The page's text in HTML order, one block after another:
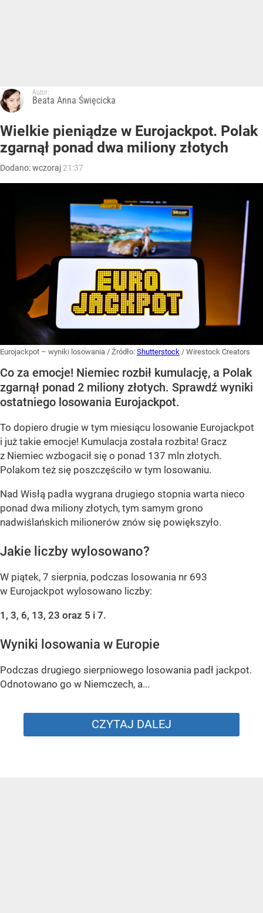
Autor:
Beata Anna Święcicka
Wielkie pieniądze w Eurojackpot. Polak
zgarnął ponad dwa miliony złotych
Dodano:wczoraj 21:37
Eurojackpot – wyniki losowania / Źródło: Shutterstock / Wirestock Creators
Co za emocje! Niemiec rozbił kumulację, a Polak
zgarnął ponad 2 miliony złotych. Sprawdź wyniki
ostatniego losowania Eurojackpot.
To dopiero drugie w tym miesiącu losowanie Eurojackpot
i już takie emocje! Kumulacja została rozbita! Gracz
z Niemiec wzbogacił się o ponad 137 mln złotych.
Polakom też się poszczęściło w tym losowaniu.
Nad Wisłą padła wygrana drugiego stopnia warta nieco
ponad dwa miliony złotych, tym samym grono
nadwiślańskich milionerów znów się powiększyło.
Jakie liczby wylosowano?
W piątek, 7 sierpnia, podczas losowania nr 693
w Eurojackpot wylosowano liczby:
1, 3, 6, 13, 23 oraz 5 i 7.
Wyniki losowania w Europie
Podczas drugiego sierpniowego losowania padł jackpot.
Odnotowano go w Niemczech, a...
CZYTAJ DALEJ